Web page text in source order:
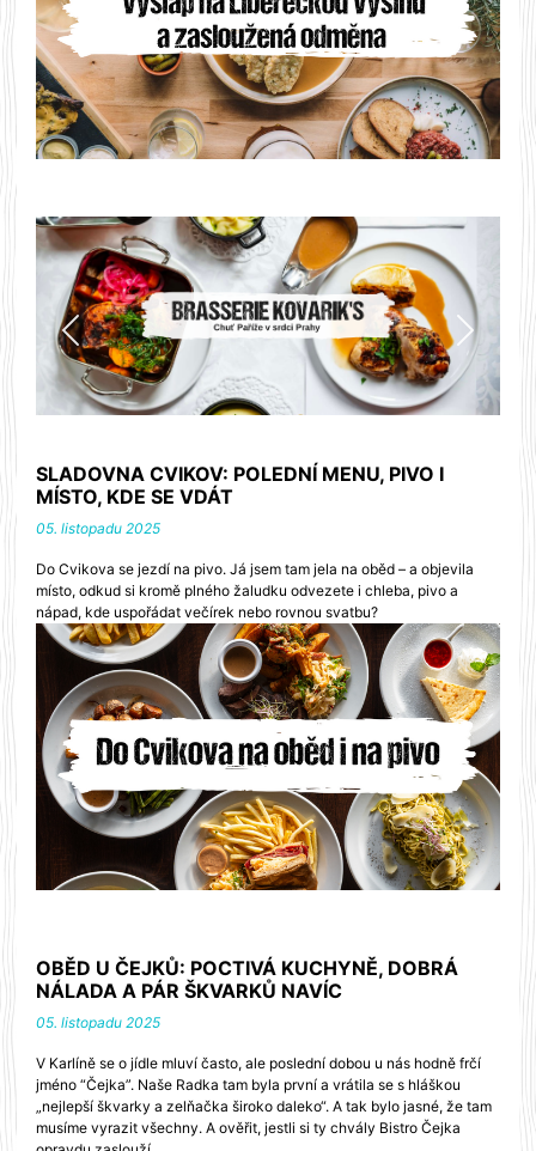
Předchozí
SLADOVNA CVIKOV: POLEDNÍ MENU, PIVO I
MÍSTO, KDE SE VDÁT
05. listopadu 2025
Do Cvikova se jezdí na pivo. Já jsem tam jela na oběd – a objevila
místo, odkud si kromě plného žaludku odvezete i chleba, pivo a
nápad, kde uspořádat večírek nebo rovnou svatbu?
OBĚD U ČEJKŮ: POCTIVÁ KUCHYNĚ, DOBRÁ
NÁLADA A PÁR ŠKVARKŮ NAVÍC
05. listopadu 2025
V Karlíně se o jídle mluví často, ale poslední dobou u nás hodně frčí
jméno “Čejka”. Naše Radka tam byla první a vrátila se s hláškou
„nejlepší škvarky a zelňačka široko daleko“. A tak bylo jasné, že tam
musíme vyrazit všechny. A ověřit, jestli si ty chvály Bistro Čejka